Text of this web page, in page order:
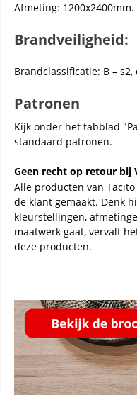
Afmeting: 1200x2400mm.
Brandveiligheid:
Brandclassificatie: B – s2,
Patronen
Kijk onder het tabblad
standaard patronen.
Geen recht op retour bij
Alle producten van
de klant gemaakt. Denk
kleurstellingen,
maatwerk gaat, vervalt
deze producten.